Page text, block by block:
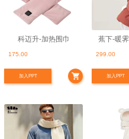
科迈升-加热围巾
175.00
加入PPT
蕉下-暖
299.00
加入PPT